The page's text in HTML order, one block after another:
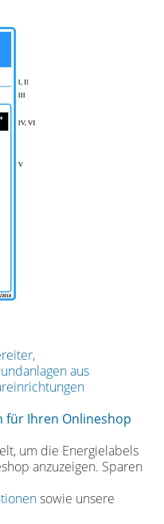
aus
für Ihren Onlineshop
um die Energielabels
anzuzeigen. Sparen
sowie unsere